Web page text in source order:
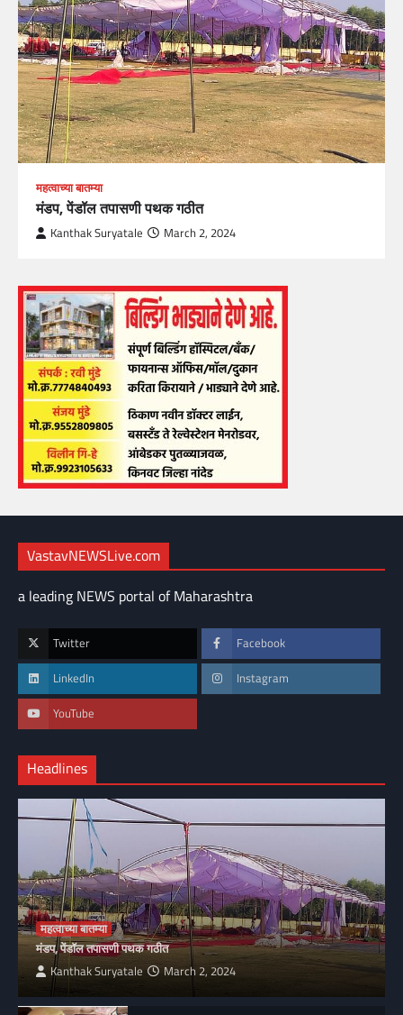
महत्वाच्या बातम्या
मंडप, पेंडॉल तपासणी पथक गठीत
Kanthak Suryatale March 2, 2024
VastavNEWSLive.com
a leading NEWS portal of Maharashtra
Twitter Facebook
LinkedIn Instagram
YouTube
Headlines
महत्वाच्या बातम्या
मंडप, पेंडॉल तपासणी पथक गठीत
Kanthak Suryatale March 2, 2024